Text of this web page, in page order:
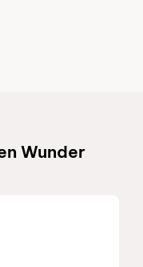
Wunder